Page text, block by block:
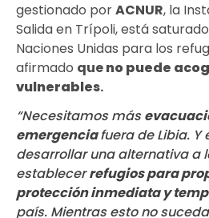
gestionado porACNUR, la
Salida en Trípoli, está
Naciones Unidas para los
afirmado queno puede
vulnerables.
“Necesitamos más
emergenciafuera de Libia. Y
desarrollar una alternativa a
establecerrefugios para
protección inmediata y
país. Mientras esto no